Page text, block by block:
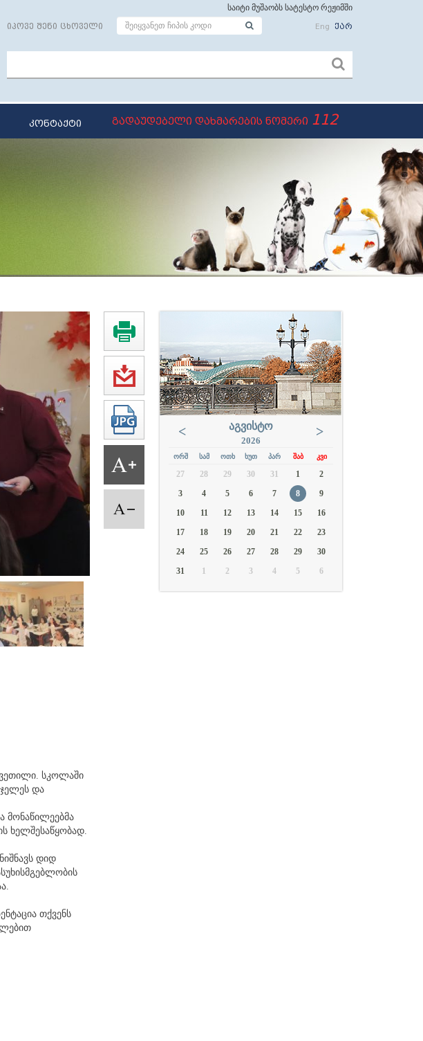
საიტი მუშაობს სატესტო რეჟიმში
იპოვე შენი ცხოველი Eng ქარ
კონტაქტი გადაუდებელი დახმარების ნომერი 112
სკოლაში
და
მონაწილეებმა
ხელშესაწყობად.
დიდ
თქვენს
< ᲐᲒᲕᲘᲡᲢᲝ
2026
>
ᲝᲠᲨ ᲡᲐᲛ ᲝᲗᲮ ᲮᲣᲗ ᲞᲐᲠ ᲨᲐᲑ ᲙᲕᲘ
27 28 29 30 31 1
2
3
4 5 6 7 8
9
10
11 12 13 14 15
16
17
18 19 20 21 22
23
24
25 26 27 28 29
30
31
1 2 3 4 5 6